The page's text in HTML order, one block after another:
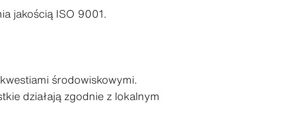
jakością ISO 9001.
środowiskowymi.
działają zgodnie z lokalnym